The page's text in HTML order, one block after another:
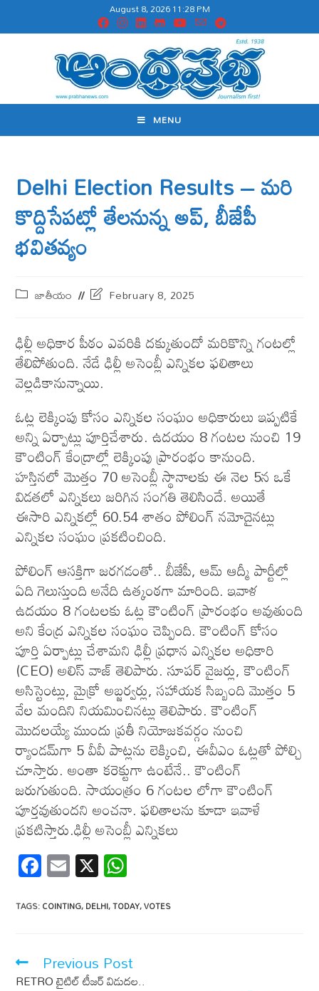
August 8, 2026 11:28 PM
MENU
Delhi Election Results – మరి
కొద్దిసేపట్లో తేలనున్న అప్, బీజేపీ
భవితవ్యం
జాతీయం February 8, 2025
ఢిల్లీ అధికార పీఠం ఎవరికి దక్కుతుందో మరికొన్ని గంటల్లో
తేలిపోతుంది. నేడే ఢిల్లీ అసెంబ్లీ ఎన్నికల ఫలితాలు
వెల్లడికానున్నాయి.
ఓట్ల లెక్కింపు కోసం ఎన్నికల సంఘం అధికారులు ఇప్పటికే
అన్ని ఏర్పాట్లు పూర్తిచేశారు. ఉదయం 8 గంటల నుంచి 19
కౌంటింగ్‌ కేంద్రాల్లో లెక్కింపు ప్రారంభం కానుంది.
హస్తినలో మొత్తం 70 అసెంబ్లీ స్థానాలకు ఈ నెల 5న ఒకే
విడతలో ఎన్నికలు జరిగిన సంగతి తెలిసిందే. అయితే
ఈసారి ఎన్నికల్లో 60.54 శాతం పోలింగ్‌ నమోదైనట్లు
ఎన్నికల సంఘం ప్రకటించింది.
పోలింగ్ ఆసక్తిగా జరగడంతో.. బీజేపీ, ఆమ్ ఆద్మీ పార్టీల్లో
ఏది గెలుస్తుంది అనేది ఉత్కంఠగా మారింది. ఇవాళ
ఉదయం 8 గంటలకు ఓట్ల కౌంటింగ్ ప్రారంభం అవుతుంది
అని కేంద్ర ఎన్నికల సంఘం చెప్పింది. కౌంటింగ్ కోసం
పూర్తి ఏర్పాట్లు చేశామని ఢిల్లీ ప్రధాన ఎన్నికల అధికారి
(CEO) అలిస్ వాజ్ తెలిపారు. సూపర్ వైజర్లు, కౌంటింగ్
అసిస్టెంట్లు, మైక్రో అబ్జర్వర్లు, సహాయక సిబ్బంది మొత్తం 5
వేల మందిని నియమించినట్లు తెలిపారు. కౌంటింగ్
మొదలయ్యే ముందు ప్రతీ నియోజకవర్గం నుంచి
ర్యాండమ్‌గా 5 వీవీ పాట్లను లెక్కించి, ఈవీఎం ఓట్లతో పోల్చి
చూస్తారు. అంతా కరెక్టుగా ఉంటేనే.. కౌంటింగ్
జరుగుతుంది. సాయంత్రం 6 గంటల లోగా కౌంటింగ్
పూర్తవుతుందని అంచనా. ఫలితాలను కూడా ఇవాళే
ప్రకటిస్తారు.ఢిల్లీ అసెంబ్లీ ఎన్నికలు
F
ac
e
o
o
E
m
ail
X
at
A
p
TAGS:COINTING,DELHI,TODAY,VOTES
Previous Post
RETRO టైటిల్ టీజర్ విడుదల..